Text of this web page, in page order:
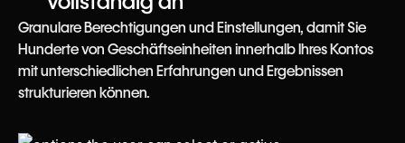
Granulare Berechtigungen und Einstellungen, damit Sie
Hunderte von Geschäftseinheiten innerhalb Ihres Kontos
mit unterschiedlichen Erfahrungen und Ergebnissen
strukturieren können.